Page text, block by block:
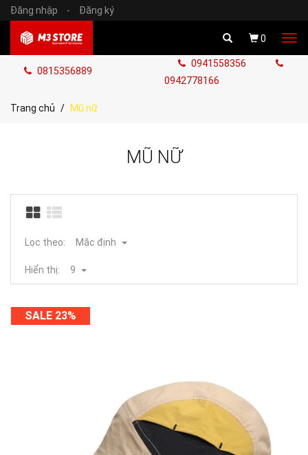
Đăng nhập - Đăng ký
0
0815356889
0941558356
0942778166
Trang chủ Mũ nữ
MŨ NỮ
Lọc theo: Mặc định
Hiển thị: 9
SALE 23%